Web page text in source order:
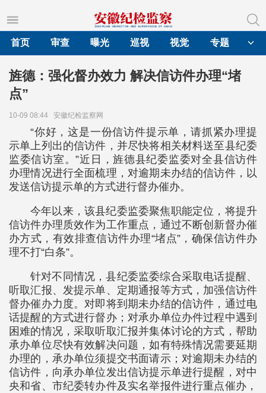
首页
审查 曝光 巡视 视觉 专题
旌德：强化督办效力 解决信访件办理“堵
点”
10-09 08:44 安徽纪检监察网
“你好，这是一份信访件提示单，请抓紧办理提
示单上列出的信访件，并尽快将相关材料送至县纪委
监委信访室。”近日，旌德县纪委监委对全县信访件
办理情况进行全面梳理，对逾期未办结的信访件，以
发送信访提示单的方式进行督办催办。
今年以来，该县纪委监委聚焦职能定位，将提升
信访件办理质效作为工作重点，通过不断创新督办催
办方式，有效排查信访件办理“堵点”，确保信访件办
理不打“白条”。
针对不同情况，县纪委监委综合采取电话提醒、
听取汇报、发提示单、定期通报等方式，加强信访件
督办催办力度。对即将到期未办结的信访件，通过电
话提醒的方式进行督办；对承办单位办件过程中遇到
困难的情况，采取听取汇报并集体讨论的方式，帮助
承办单位尽快有效解决问题，如有特殊情况需要延期
办理的，承办单位须提交书面请示；对逾期未办结的
信访件，向承办单位发出信访提示单进行提醒，对中
央和省、市纪委转办件及实名举报件进行重点催办，